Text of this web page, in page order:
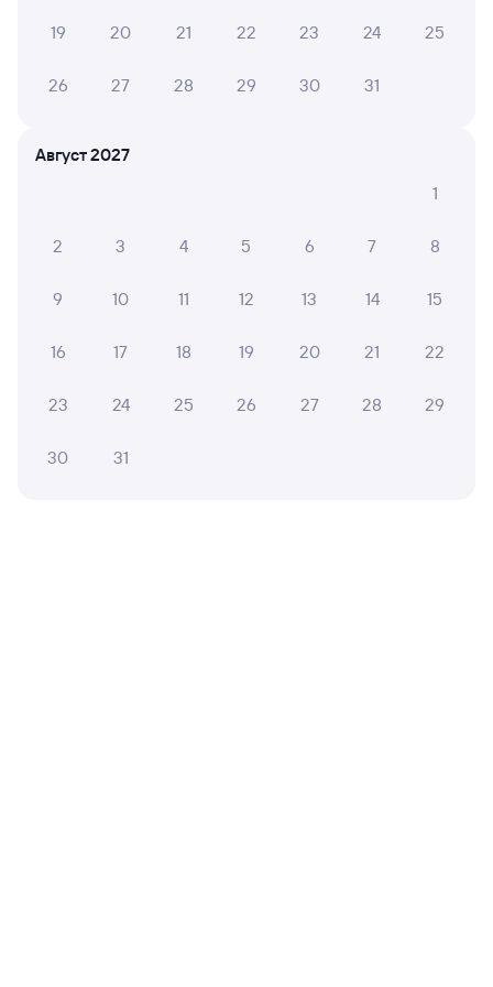
Способы оплаты
Правила работы сервиса
А ещё здесь можно найти
19 20 21 22 23 24 25
26 27 28 29 30 31
Август 2027
1
2 3 4 5 6 7 8
9 10 11 12 13 14 15
16 17 18 19 20 21 22
23 24 25 26 27 28 29
30 31